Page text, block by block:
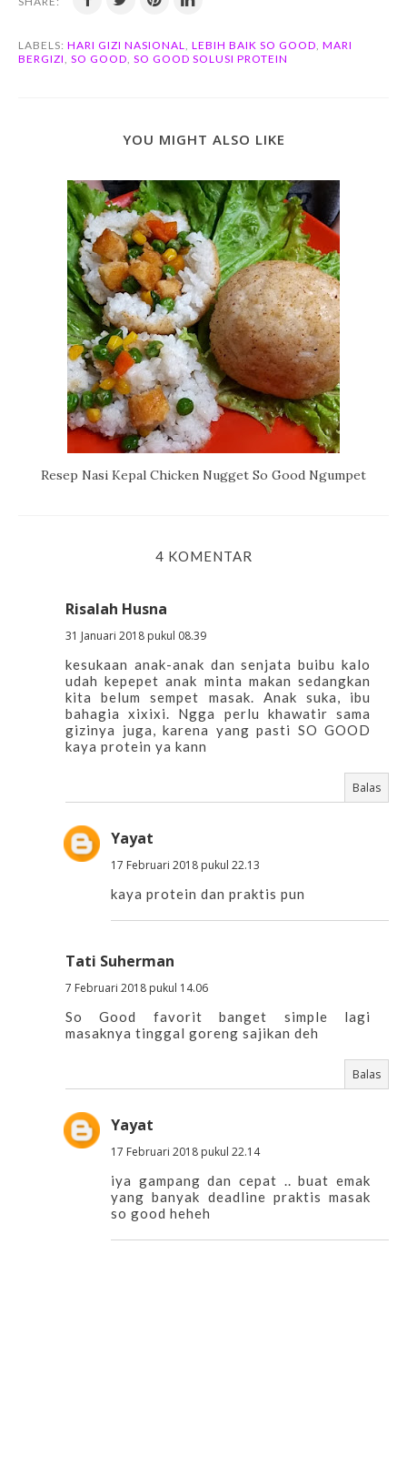
LABELS: HARI GIZI NASIONAL, LEBIH BAIK SO GOOD, MARI
BERGIZI, SO GOOD, SO GOOD SOLUSI PROTEIN
YOU MIGHT ALSO LIKE
Resep Nasi Kepal Chicken Nugget So Good Ngumpet
4 KOMENTAR
Risalah Husna
31 Januari 2018 pukul 08.39
kesukaan anak-anak dan senjata buibu kalo
udah kepepet anak minta makan sedangkan
kita belum sempet masak. Anak suka, ibu
bahagia xixixi. Ngga perlu khawatir sama
gizinya juga, karena yang pasti SO GOOD
kaya protein ya kann
Balas
Yayat
17 Februari 2018 pukul 22.13
kaya protein dan praktis pun
Tati Suherman
7 Februari 2018 pukul 14.06
So Good favorit banget simple lagi
masaknya tinggal goreng sajikan deh
Balas
Yayat
17 Februari 2018 pukul 22.14
iya gampang dan cepat .. buat emak
yang banyak deadline praktis masak
so good heheh